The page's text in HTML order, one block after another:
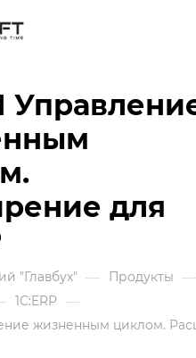
для
"Главбух" — Продукты —
1С:ERP —
жизненным циклом.